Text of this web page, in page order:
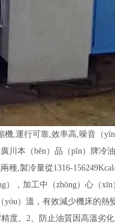
機,運行可靠,效率高,噪音（yīn
川本（běn）品（pǐn）牌冷
種,製冷量從1316-
），加工中（zhōng）心（
）溫，有效減少機床的熱
度。 2、防止油質因高溫劣